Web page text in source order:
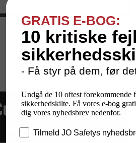
GRATIS E-BOG:
10 kritiske
- Få styr på dem, før
Undgå de 10 oftest forekommende
sikkerhedskilte. Få vores e-bog
dig vores nyhedsbrev nedenfor.
Tilmeld JO Safetys